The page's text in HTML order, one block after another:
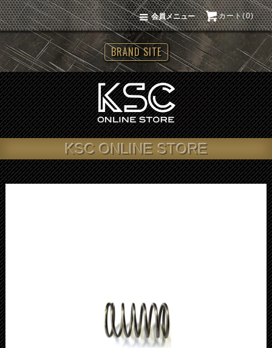
カート(0)
会員メニュー
BRAND SITE
KSC ONLINE STORE